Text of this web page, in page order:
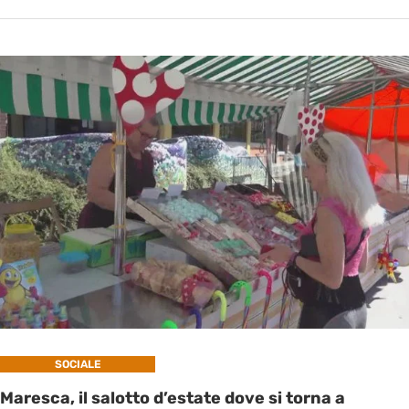
SOCIALE
Maresca, il salotto d’estate dove si torna a